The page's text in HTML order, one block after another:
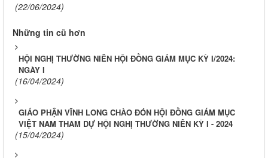
(22/06/2024)
Những tin cũ hơn
HỘI NGHỊ THƯỜNG NIÊN HỘI ĐỒNG GIÁM MỤC KỲ I/2024:
NGÀY I
(16/04/2024)
GIÁO PHẬN VĨNH LONG CHÀO ĐÓN HỘI ĐỒNG GIÁM MỤC
VIỆT NAM THAM DỰ HỘI NGHỊ THƯỜNG NIÊN KỲ I - 2024
(15/04/2024)